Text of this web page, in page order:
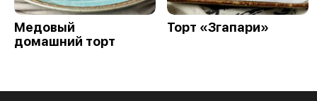
Медовый
домашний торт
Торт «Згапари»